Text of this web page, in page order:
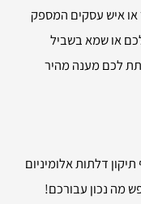
או איש עסקים המספק
או שמא בשביל
לכם מענה מהיר
דלתות אלומיניום
מה נכון עבורכם!